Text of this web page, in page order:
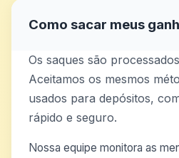
Como sacar meus
Os saques são
Aceitamos os mesmos
usados para depósitos,
rápido e seguro.
Nossa equipe monitora as